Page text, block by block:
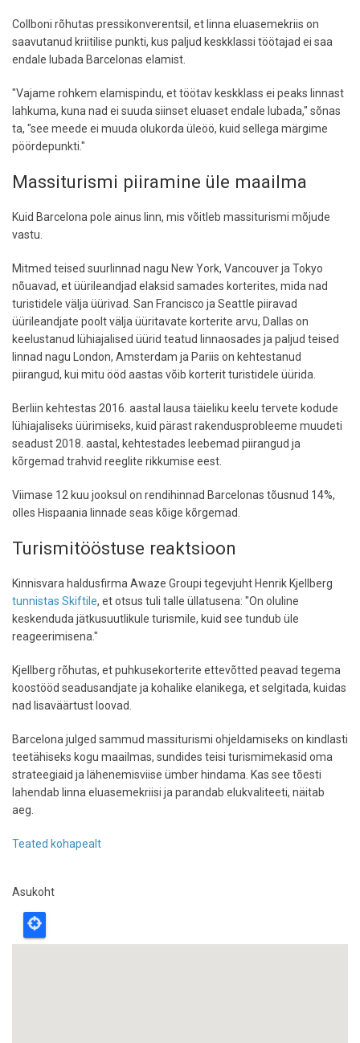
Collboni rõhutas pressikonverentsil, et linna eluasemekriis on
saavutanud kriitilise punkti, kus paljud keskklassi töötajad ei saa
endale lubada Barcelonas elamist.
"Vajame rohkem elamispindu, et töötav keskklass ei peaks linnast
lahkuma, kuna nad ei suuda siinset eluaset endale lubada," sõnas
ta, "see meede ei muuda olukorda üleöö, kuid sellega märgime
pöördepunkti."
Massiturismi piiramine üle maailma
Kuid Barcelona pole ainus linn, mis võitleb massiturismi mõjude
vastu.
Mitmed teised suurlinnad nagu New York, Vancouver ja Tokyo
nõuavad, et üürileandjad elaksid samades korterites, mida nad
turistidele välja üürivad. San Francisco ja Seattle piiravad
üürileandjate poolt välja üüritavate korterite arvu, Dallas on
keelustanud lühiajalised üürid teatud linnaosades ja paljud teised
linnad nagu London, Amsterdam ja Pariis on kehtestanud
piirangud, kui mitu ööd aastas võib korterit turistidele üürida.
Berliin kehtestas 2016. aastal lausa täieliku keelu tervete kodude
lühiajaliseks üürimiseks, kuid pärast rakendusprobleeme muudeti
seadust 2018. aastal, kehtestades leebemad piirangud ja
kõrgemad trahvid reeglite rikkumise eest.
Viimase 12 kuu jooksul on rendihinnad Barcelonas tõusnud 14%,
olles Hispaania linnade seas kõige kõrgemad.
Turismitööstuse reaktsioon
Kinnisvara haldusfirma Awaze Groupi tegevjuht Henrik Kjellberg
tunnistas Skiftile, et otsus tuli talle üllatusena: "On oluline
keskenduda jätkusuutlikule turismile, kuid see tundub üle
reageerimisena."
Kjellberg rõhutas, et puhkusekorterite ettevõtted peavad tegema
koostööd seadusandjate ja kohalike elanikega, et selgitada, kuidas
nad lisaväärtust loovad.
Barcelona julged sammud massiturismi ohjeldamiseks on kindlasti
teetähiseks kogu maailmas, sundides teisi turismimekasid oma
strateegiaid ja lähenemisviise ümber hindama. Kas see tõesti
lahendab linna eluasemekriisi ja parandab elukvaliteeti, näitab
aeg.
Teated kohapealt
Asukoht